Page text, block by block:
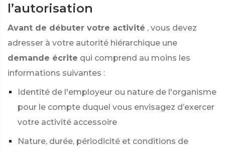
l’autorisation
Avant de débuter votre activité , vous devez
adresser à votre autorité hiérarchique une
demande écrite qui comprend au moins les
informations suivantes :
Identité de l'employeur ou nature de l'organisme
pour le compte duquel vous envisagez d’exercer
votre activité accessoire
Nature, durée, périodicité et conditions de